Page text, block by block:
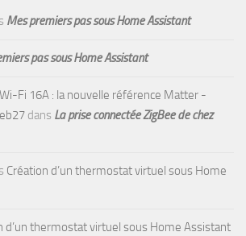
Mes premiers pas sous Home Assistant
pas sous Home Assistant
Fi 16A : la nouvelle référence Matter -
dans La prise connectée ZigBee de chez
Création d’un thermostat virtuel sous Home
d’un thermostat virtuel sous Home Assistant